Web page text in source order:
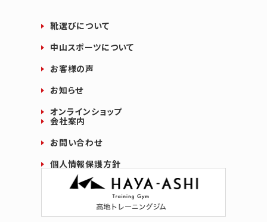
靴選びについて
中山スポーツについて
お客様の声
お知らせ
オンラインショップ
会社案内
お問い合わせ
個人情報保護方針